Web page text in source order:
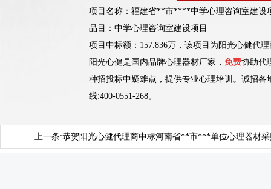
项目名称： 福建省**市****中学心理咨询室建设
品目：中学心理咨询室建设项目
项目中标额：157.836万，该项目为阳光心健代
阳光心健是国内品牌心理器材厂家， 免费协助代
种招投标中疑难点，提供专业心理培训。诚招各
线:400-0551-268。
上一条:恭贺阳光心健代理商中标河南省**市***单位心理器材采